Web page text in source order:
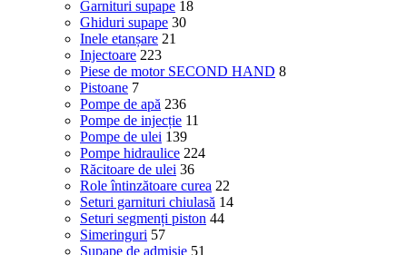
Garnituri supape 18
Ghiduri supape 30
Inele etanșare 21
Injectoare 223
Piese de motor SECOND HAND 8
Pistoane 7
Pompe de apă 236
Pompe de injecție 11
Pompe de ulei 139
Pompe hidraulice 224
Răcitoare de ulei 36
Role întinzătoare curea 22
Seturi garnituri chiulasă 14
Seturi segmenți piston 44
Simeringuri 57
Supape de admisie 51